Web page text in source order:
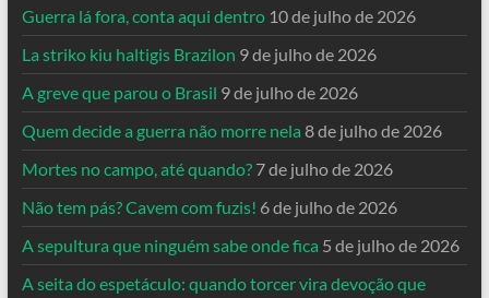
Guerra lá fora, conta aqui dentro 10 de julho de 2026
La striko kiu haltigis Brazilon 9 de julho de 2026
A greve que parou o Brasil 9 de julho de 2026
Quem decide a guerra não morre nela 8 de julho de 2026
Mortes no campo, até quando? 7 de julho de 2026
Não tem pás? Cavem com fuzis! 6 de julho de 2026
A sepultura que ninguém sabe onde fica 5 de julho de 2026
A seita do espetáculo: quando torcer vira devoção que